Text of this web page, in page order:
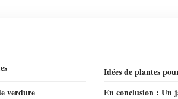
Idées de plantes
verdure
En conclusion : Un